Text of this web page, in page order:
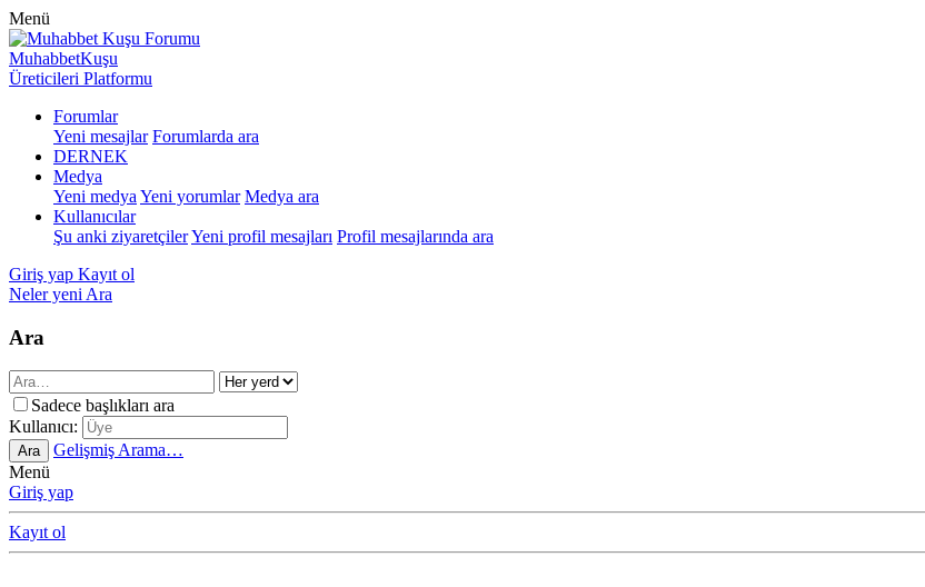
Menü
MuhabbetKuşu
Üreticileri Platformu
Forumlar
Yeni mesajlar Forumlarda ara
DERNEK
Medya
Yeni medya Yeni yorumlar Medya ara
Kullanıcılar
Şu anki ziyaretçilerYeni profil mesajları Profil mesajlarında ara
Giriş yap Kayıt ol
Neler yeni Ara
Ara
Sadece başlıkları ara
Kullanıcı:
Ara
Gelişmiş Arama…
Menü
Giriş yap
Kayıt ol